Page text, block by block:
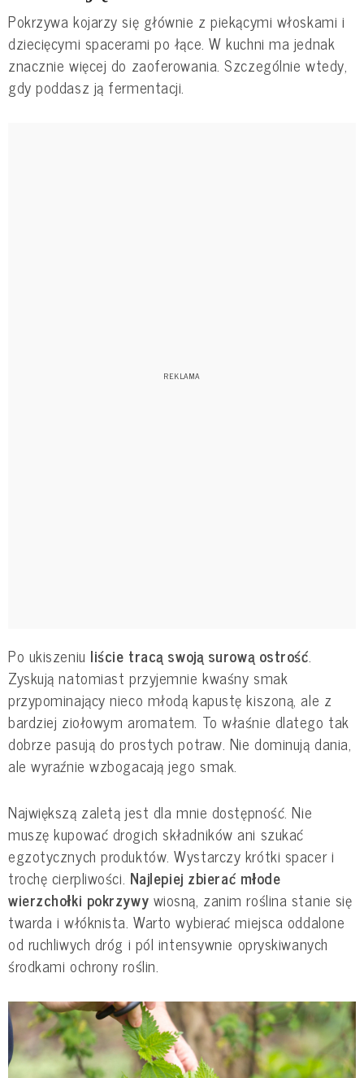
Pokrzywa kojarzy się głównie z piekącymi włoskami i
dziecięcymi spacerami po łące. W kuchni ma jednak
znacznie więcej do zaoferowania. Szczególnie wtedy,
gdy poddasz ją fermentacji.
Po ukiszeniu liście tracą swoją surową ostrość.
Zyskują natomiast przyjemnie kwaśny smak
przypominający nieco młodą kapustę kiszoną, ale z
bardziej ziołowym aromatem. To właśnie dlatego tak
dobrze pasują do prostych potraw. Nie dominują dania,
ale wyraźnie wzbogacają jego smak.
Największą zaletą jest dla mnie dostępność. Nie
muszę kupować drogich składników ani szukać
egzotycznych produktów. Wystarczy krótki spacer i
trochę cierpliwości. Najlepiej zbierać młode
wierzchołki pokrzywy wiosną, zanim roślina stanie się
twarda i włóknista. Warto wybierać miejsca oddalone
od ruchliwych dróg i pól intensywnie opryskiwanych
środkami ochrony roślin.